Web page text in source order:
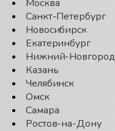
Москва
Санкт-Петербург
Новосибирск
Екатеринбург
Нижний-Новгород
Казань
Челябинск
Омск
Самара
Ростов-на-Дону